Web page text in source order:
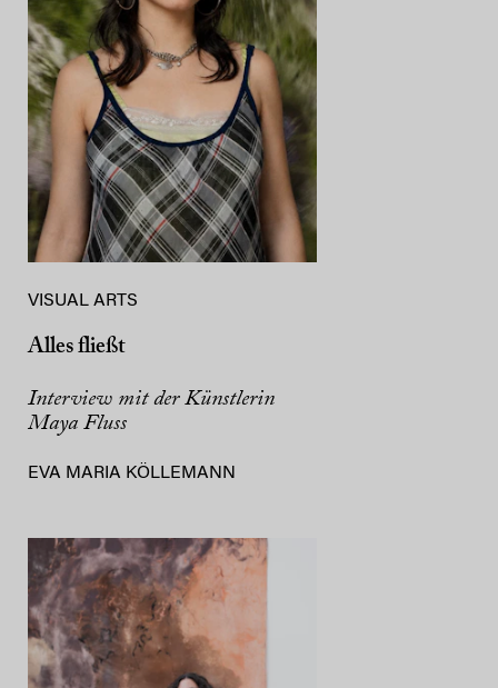
VISUAL ARTS
Alles fließt
Interview mit der Künstlerin
Maya Fluss
EVA MARIA KÖLLEMANN